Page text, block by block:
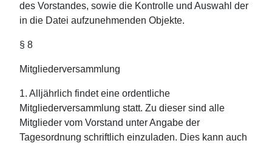
des Vorstandes, sowie die Kontrolle und Auswahl der
in die Datei aufzunehmenden Objekte.
§ 8
Mitgliederversammlung
1. Alljährlich findet eine ordentliche
Mitgliederversammlung statt. Zu dieser sind alle
Mitglieder vom Vorstand unter Angabe der
Tagesordnung schriftlich einzuladen. Dies kann auch